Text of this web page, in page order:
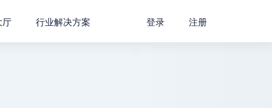
厅 行业解决方案 登录 注册